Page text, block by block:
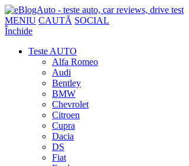
MENIU CAUTĂ SOCIAL
Închide
Teste AUTO
Alfa Romeo
Audi
Bentley
BMW
Chevrolet
Citroen
Cupra
Dacia
DS
Fiat